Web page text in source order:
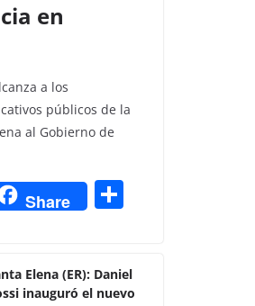
en
a los
públicos de la
al Gobierno de
Share
p
Elena (ER): Daniel
inauguró el nuevo